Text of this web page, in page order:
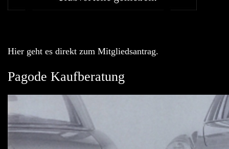
Hier geht es direkt zum Mitgliedsantrag.
Pagode Kaufberatung